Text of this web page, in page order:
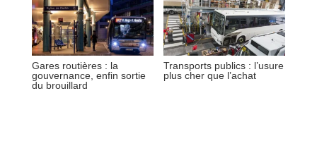
Gares routières : la
gouvernance, enfin sortie
du brouillard
Transports publics : l’usure
plus cher que l’achat